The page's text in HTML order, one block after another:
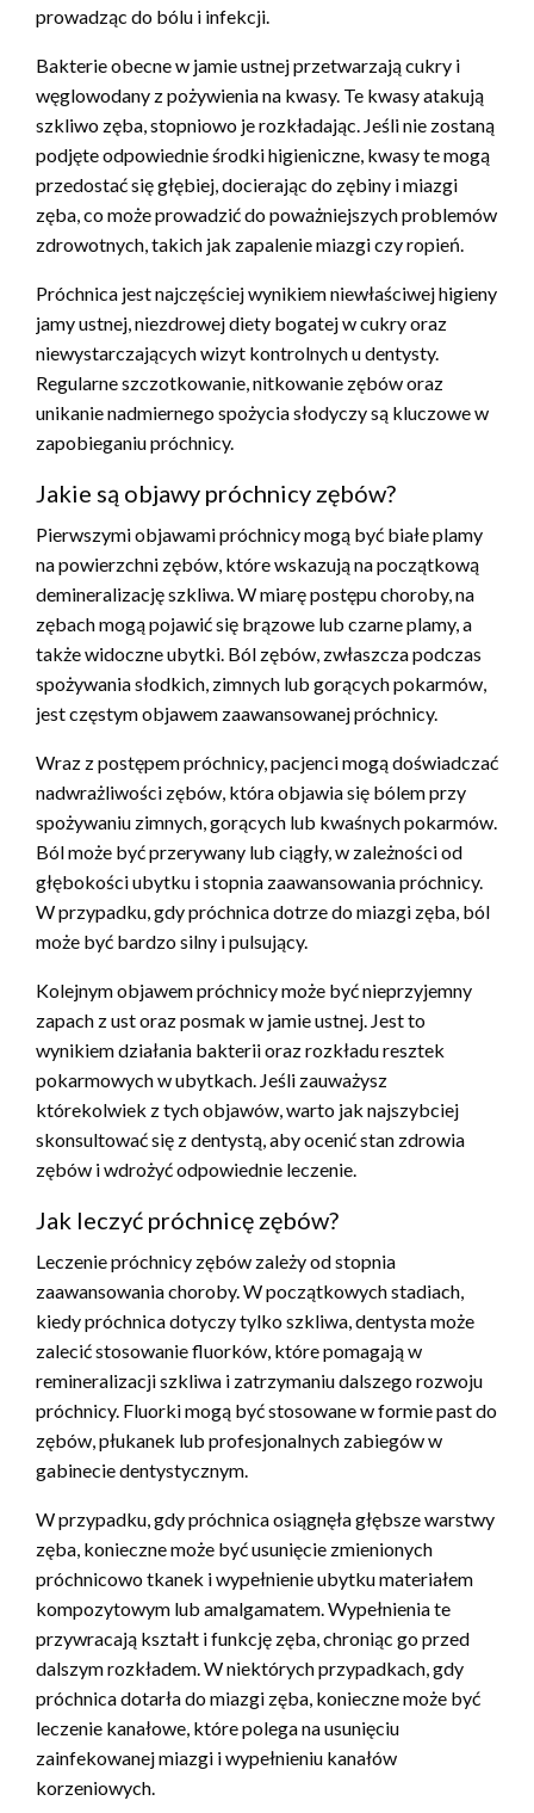
prowadząc do bólu i infekcji.
Bakterie obecne w jamie ustnej przetwarzają cukry i
węglowodany z pożywienia na kwasy. Te kwasy atakują
szkliwo zęba, stopniowo je rozkładając. Jeśli nie zostaną
podjęte odpowiednie środki higieniczne, kwasy te mogą
przedostać się głębiej, docierając do zębiny i miazgi
zęba, co może prowadzić do poważniejszych problemów
zdrowotnych, takich jak zapalenie miazgi czy ropień.
Próchnica jest najczęściej wynikiem niewłaściwej higieny
jamy ustnej, niezdrowej diety bogatej w cukry oraz
niewystarczających wizyt kontrolnych u dentysty.
Regularne szczotkowanie, nitkowanie zębów oraz
unikanie nadmiernego spożycia słodyczy są kluczowe w
zapobieganiu próchnicy.
Jakie są objawy próchnicy zębów?
Pierwszymi objawami próchnicy mogą być białe plamy
na powierzchni zębów, które wskazują na początkową
demineralizację szkliwa. W miarę postępu choroby, na
zębach mogą pojawić się brązowe lub czarne plamy, a
także widoczne ubytki. Ból zębów, zwłaszcza podczas
spożywania słodkich, zimnych lub gorących pokarmów,
jest częstym objawem zaawansowanej próchnicy.
Wraz z postępem próchnicy, pacjenci mogą doświadczać
nadwrażliwości zębów, która objawia się bólem przy
spożywaniu zimnych, gorących lub kwaśnych pokarmów.
Ból może być przerywany lub ciągły, w zależności od
głębokości ubytku i stopnia zaawansowania próchnicy.
W przypadku, gdy próchnica dotrze do miazgi zęba, ból
może być bardzo silny i pulsujący.
Kolejnym objawem próchnicy może być nieprzyjemny
zapach z ust oraz posmak w jamie ustnej. Jest to
wynikiem działania bakterii oraz rozkładu resztek
pokarmowych w ubytkach. Jeśli zauważysz
którekolwiek z tych objawów, warto jak najszybciej
skonsultować się z dentystą, aby ocenić stan zdrowia
zębów i wdrożyć odpowiednie leczenie.
Jak leczyć próchnicę zębów?
Leczenie próchnicy zębów zależy od stopnia
zaawansowania choroby. W początkowych stadiach,
kiedy próchnica dotyczy tylko szkliwa, dentysta może
zalecić stosowanie fluorków, które pomagają w
remineralizacji szkliwa i zatrzymaniu dalszego rozwoju
próchnicy. Fluorki mogą być stosowane w formie past do
zębów, płukanek lub profesjonalnych zabiegów w
gabinecie dentystycznym.
W przypadku, gdy próchnica osiągnęła głębsze warstwy
zęba, konieczne może być usunięcie zmienionych
próchnicowo tkanek i wypełnienie ubytku materiałem
kompozytowym lub amalgamatem. Wypełnienia te
przywracają kształt i funkcję zęba, chroniąc go przed
dalszym rozkładem. W niektórych przypadkach, gdy
próchnica dotarła do miazgi zęba, konieczne może być
leczenie kanałowe, które polega na usunięciu
zainfekowanej miazgi i wypełnieniu kanałów
korzeniowych.